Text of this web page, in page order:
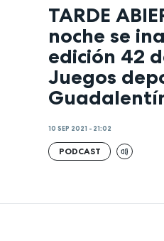
TARDE
noche se
edición 42
Juegos
10 SEP 2021 - 21:02
PODCAST